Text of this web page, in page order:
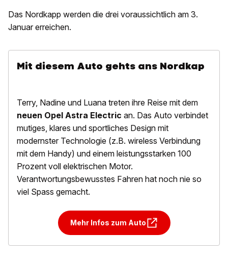
Das Nordkapp werden die drei voraussichtlich am 3.
Januar erreichen.
Mit diesem Auto gehts ans Nordkap
Terry, Nadine und Luana treten ihre Reise mit dem
neuen Opel Astra Electric an. Das Auto verbindet
mutiges, klares und sportliches Design mit
modernster Technologie (z.B. wireless Verbindung
mit dem Handy) und einem leistungsstarken 100
Prozent voll elektrischen Motor.
Verantwortungsbewusstes Fahren hat noch nie so
viel Spass gemacht.
Mehr Infos zum Auto